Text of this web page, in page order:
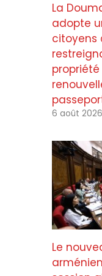
La
adopte
citoyens
6 août 2026
Le